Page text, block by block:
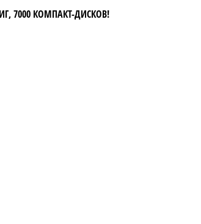
7000 КОМПАКТ-ДИСКОВ!